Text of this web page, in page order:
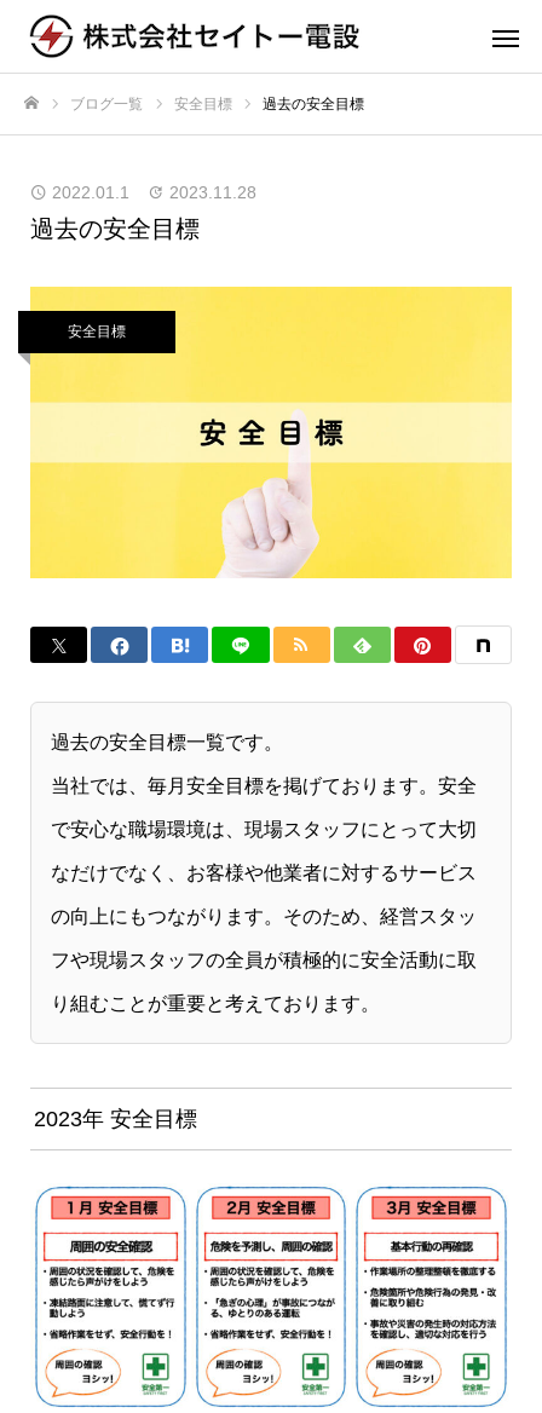
ブログ一覧 安全目標 過去の安全目標
2022.01.1 2023.11.28
過去の安全目標
安全目標
過去の安全目標一覧です。
当社では、毎月安全目標を掲げております。安全
で安心な職場環境は、現場スタッフにとって大切
なだけでなく、お客様や他業者に対するサービス
の向上にもつながります。そのため、経営スタッ
フや現場スタッフの全員が積極的に安全活動に取
り組むことが重要と考えております。
2023年 安全目標